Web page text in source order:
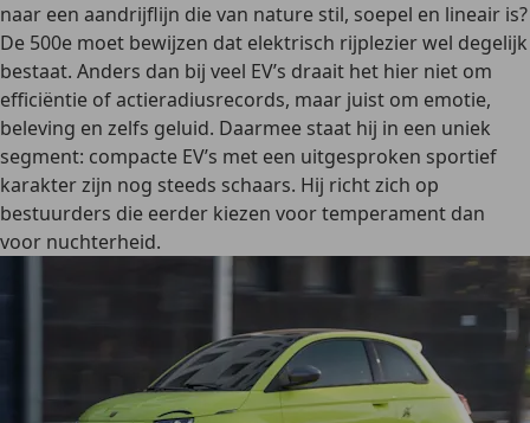
naar een aandrijflijn die van nature stil, soepel en lineair is?
De 500e moet bewijzen dat elektrisch rijplezier wel degelijk
bestaat. Anders dan bij veel EV’s draait het hier niet om
efficiëntie of actieradiusrecords, maar juist om emotie,
beleving en zelfs geluid. Daarmee staat hij in een uniek
segment: compacte EV’s met een uitgesproken sportief
karakter zijn nog steeds schaars. Hij richt zich op
bestuurders die eerder kiezen voor temperament dan
voor nuchterheid.